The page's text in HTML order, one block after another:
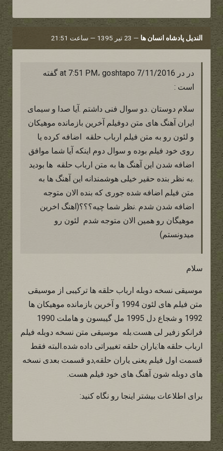
الندیل پادشاه انسان ها — 23 تیر 1395 — ساعت 21:51
در در 7/11/2016 at 7:51 PM، goshtapo گفته
است :
سلام دوستان .دو سوال فنی داشتم .آیا صدا و سیمای
ایران آهنگ های متن دوفیلم آخرین بازمانده موهیکان
و لئون رو به متن فیلم ارباب حلقه اضافه کرده یا
روی خود فیلم بوده و سوال دوم اینکه آیا شما موافق
اضافه شدن این آهنگ ها به متن ارباب حلقه ها بودید
.به نظر بنده حقیر خیلی هوشمندانه این آهنگ ها به
متن فیلم اضافه شده جوری که بنده الان متوجه
اضافه شدن شدم .نظر شما چیه؟؟؟(اهنگ اخرین
موهیگان رو همین الان متوجه شدم لئون رو
میدونستم)
سلام
موسیقی نسخه دوبله ارباب حلقه ها ترکیبی از موسیقی
متن فیلم های لئون 1994 و آخرین بازمانده موهیکان ها
1992 و شجاع دل 1995 مل گیبسون و هاملت 1990
فرانکو زفیر لی هست.بله موسیقی متن نسخه دوبله فیلم
ارباب حلقه ها:یاران حلقه تغییراتی داده شده.البته فقط
قسمت اول فیلم یعنی یاران حلقه,دو قسمت بعدی نسخه
های دوبله شون آهنگ های خود فیلم هست.
برای اطلاعات بیشتر اینجا رو نگاه کنید: